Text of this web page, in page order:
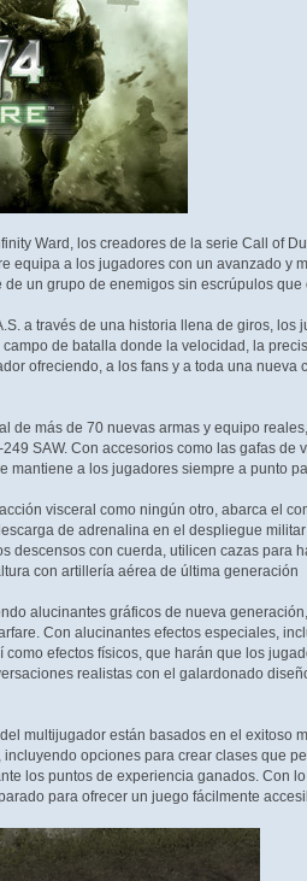
Ward, los creadores de la serie Call of
equipa a los jugadores con un avanzado y
un grupo de enemigos sin escrúpulos
a través de una historia llena de giros,
de batalla donde la velocidad, la
ofreciendo, a los fans y a toda una
de más de 70 nuevas armas y equipo
SAW. Con accesorios como las gafas
mantiene a los jugadores siempre a punto
visceral como ningún otro, abarca el
de adrenalina en el despliegue
descensos con cuerda, utilicen cazas para
con artillería aérea de última generación
alucinantes gráficos de nueva
Con alucinantes efectos especiales,
efectos físicos, que harán que los
realistas con el galardonado
multijugador están basados en el exitoso
opciones para crear clases que
los puntos de experiencia ganados. Con
para ofrecer un juego fácilmente